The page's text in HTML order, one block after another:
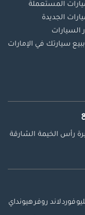
المستعملة
الجديدة
السيارات
سيارتك في الإمارات
رأس الخيمة الشارقة
فوردلاند روفرهيونداي